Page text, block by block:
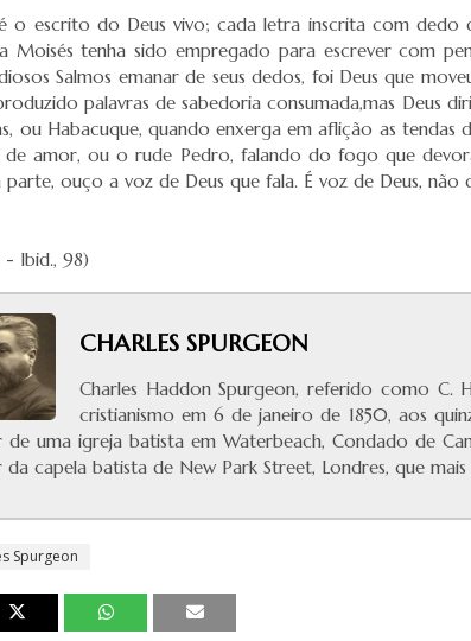
o escrito do Deus vivo; cada letra inscrita com
Moisés tenha sido empregado para escrever com
Salmos emanar de seus dedos, foi Deus que
palavras de sabedoria consumada,mas Deus
ou Habacuque, quando enxerga em aflição as
de amor, ou o rude Pedro, falando do fogo que
ouço a voz de Deus que fala. É voz de Deus, não
- Ibid., 98)
CHARLES SPURGEON
Charles Haddon Spurgeon, referido como C.
cristianismo em 6 de janeiro de 1850, aos
de uma igreja batista em Waterbeach, Condado de
da capela batista de New Park Street, Londres, que
Spurgeon